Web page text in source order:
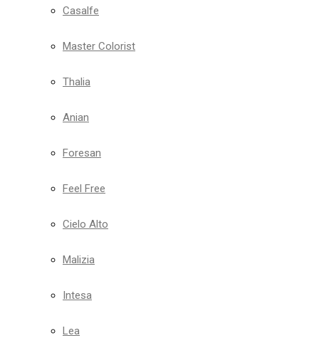
Casalfe
Master Colorist
Thalia
Anian
Foresan
Feel Free
Cielo Alto
Malizia
Intesa
Lea